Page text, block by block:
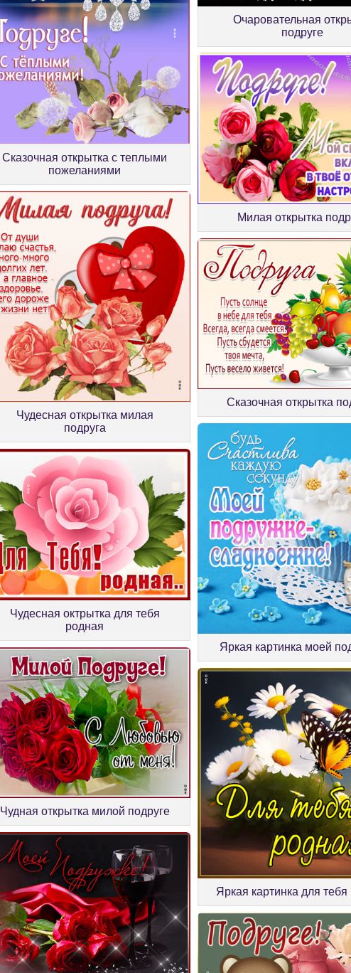
Очаровательная
подруге
Сказочная открытка с теплыми
пожеланиями
Милая открытка
Чудесная открытка милая
подруга
Сказочная открытка
Чудесная октрытка для тебя
родная
Яркая картинка моей
Чудная открытка милой подруге
Яркая картинка для